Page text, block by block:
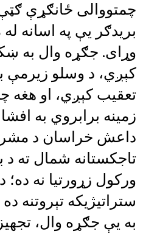
چمتووالی ځانګړې
بریدګر یې په اسانه
وړای. جګړه ‌وال به
کېږي، د وسلو زیرمې
تعقیب کېږي، او هغه
زمینه برابروي به
داعش خراسان د
تاجکستانه شمال ته د
ورکول زړورتیا نه ده؛
ستراتیژیکه تېروتنه
به يې جګړه‌ وال،